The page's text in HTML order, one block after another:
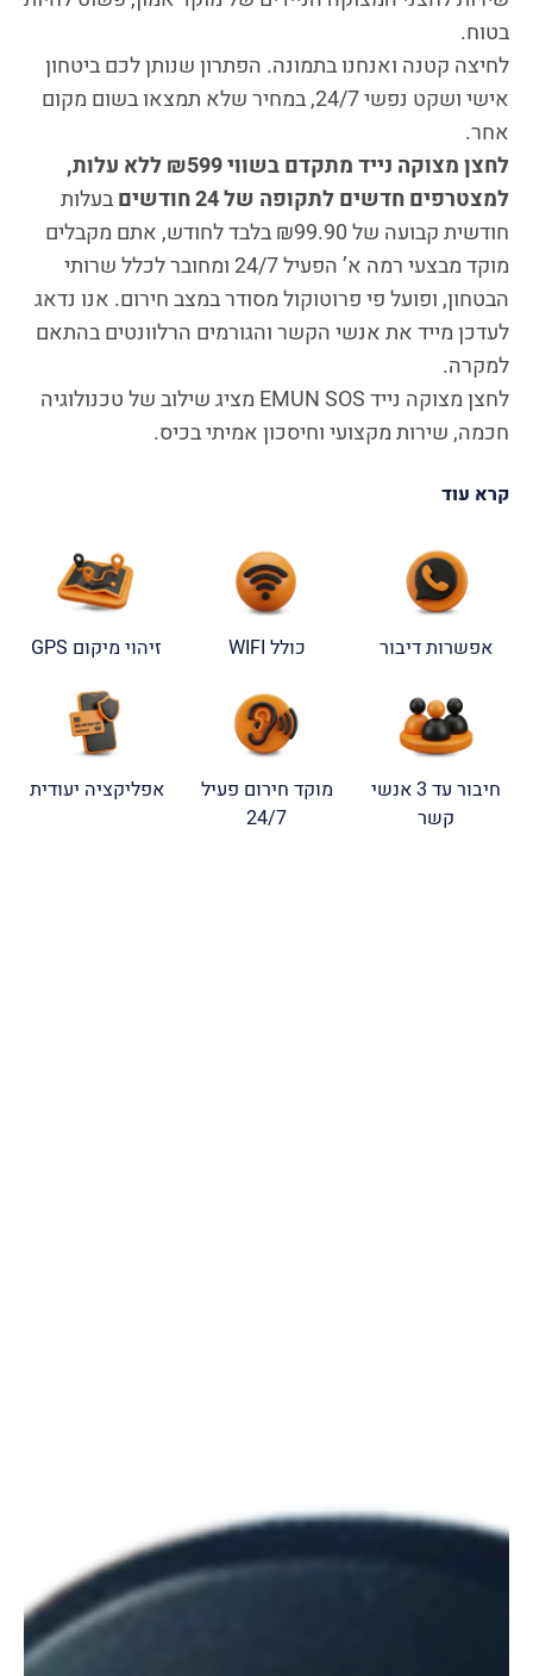
בטוח.
לחיצה קטנה ואנחנו בתמונה. הפתרון שנותן לכם ביטחון
אישי ושקט נפשי 24/7, במחיר שלא תמצאו בשום מקום
אחר.
לחצן מצוקה נייד מתקדם בשווי ₪599 ללא עלות,
למצטרפים חדשים לתקופה של 24 חודשים
בעלות
חודשית קבועה של ₪99.90 בלבד לחודש, אתם מקבלים
מוקד מבצעי רמה א’ הפעיל 24/7 ומחובר לכלל שרותי
הבטחון, ופועל פי פרוטוקול מסודר במצב חירום. אנו נדאג
לעדכן מייד את אנשי הקשר והגורמים הרלוונטים בהתאם
למקרה.
לחצן מצוקה נייד EMUN SOS מציג שילוב של טכנולוגיה
חכמה, שירות מקצועי וחיסכון אמיתי בכיס.
קרא עוד
אפשרות דיבור כולל WIFI זיהוי מיקום GPS
חיבור עד 3 אנשי
קשר
מוקד חירום פעיל
24/7
אפליקציה יעודית